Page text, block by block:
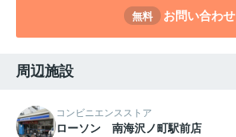
無料 お問い合わせ
周辺施設
コンビニエンスストア
ローソン 南海沢ノ町駅前店